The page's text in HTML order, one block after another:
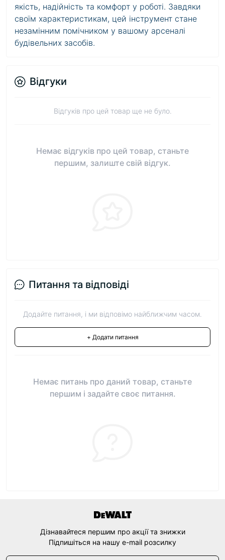
якість, надійність та комфорт у роботі. Завдяки
своїм характеристикам, цей інструмент стане
незамінним помічником у вашому арсеналі
будівельних засобів.
Відгуки
Відгуків про цей товар ще не було.
Немає відгуків про цей товар, станьте
першим, залиште свій відгук.
Питання та відповіді
Додайте питання, і ми відповімо найближчим часом.
+ Додати питання
Немає питань про даний товар, станьте
першим і задайте своє питання.
Дізнавайтеся першим про акції та знижки
Підпишіться на нашу e-mail розсилку